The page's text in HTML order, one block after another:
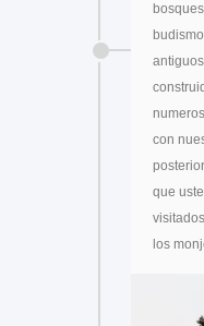
con
que
los